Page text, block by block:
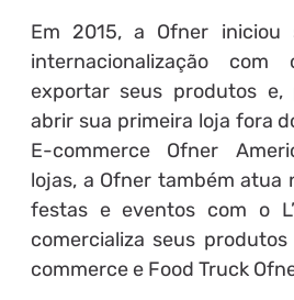
Em 2015, a Ofner iniciou
internacionalização
exportar seus produtos e,
abrir sua primeira loja fora
E-commerce Ofner
lojas, a Ofner também atua
festas e eventos com o
comercializa seus
commerce e Food Truck